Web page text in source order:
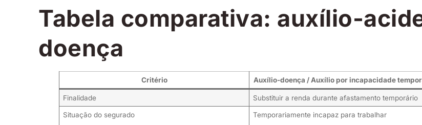
Tabela comparativa: auxílio-
doença
Critério Auxílio-doença / Auxílio por incapacidade
Finalidade Substituir a renda durante afastamento temporário
Situação do segurado Temporariamente incapaz para trabalhar